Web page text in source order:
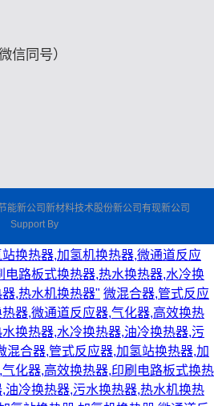
信同号）
新公司新材料技术股份新公司有现新公司
Support By
换热器,加氢机换热器,微通道反应
电路板式换热器,热水换热器,水冷换
,热水机换热器" 微混合器,管式反应
器,微通道反应器,气化器,高效换热
换热器,水冷换热器,油冷换热器,污
混合器,管式反应器,加氢站换热器,加
化器,高效换热器,印刷电路板式换热
油冷换热器,污水换热器,热水机换热